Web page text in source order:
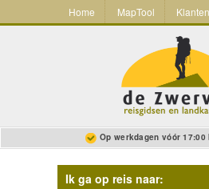
Home MapTool
Op werkdagen vóór
Ik ga op reis naar: